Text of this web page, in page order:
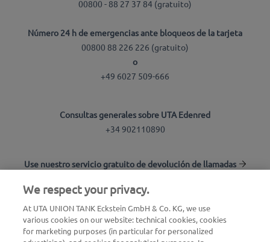
00800 - 88 27 37 84 (gratuito)
Número 24 h de emergencias ante bloqueos de la tarjeta
00800 88 226 226 (gratuito)
o
+49 6027 509-666
Consultas generales sobre UTA Edenred
+34 902110890
Use nuestro servicio gratuito de devolución de llamadas
Inicio de sesión en el área de clientes
We respect your privacy.
At UTA UNION TANK Eckstein GmbH & Co. KG, we use
various cookies on our website: technical cookies, cookies
for marketing purposes (in particular for personalized